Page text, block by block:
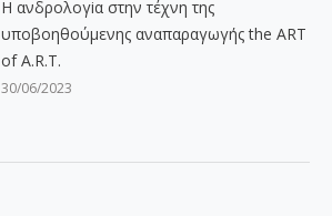
Η ανδρολογiα στην τέχνη της
υποβοηθούμενης αναπαραγωγής the ART
of A.R.T.
30/06/2023